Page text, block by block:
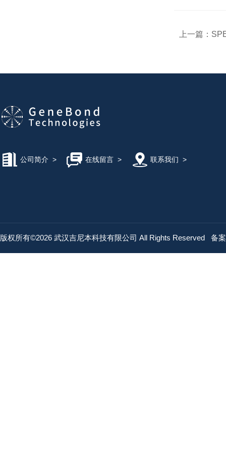
上一篇：
公司简介 > 在线留言> 联系我们 >
版权所有©2026 武汉吉尼本科技有限公司 All Rights Reserved 备